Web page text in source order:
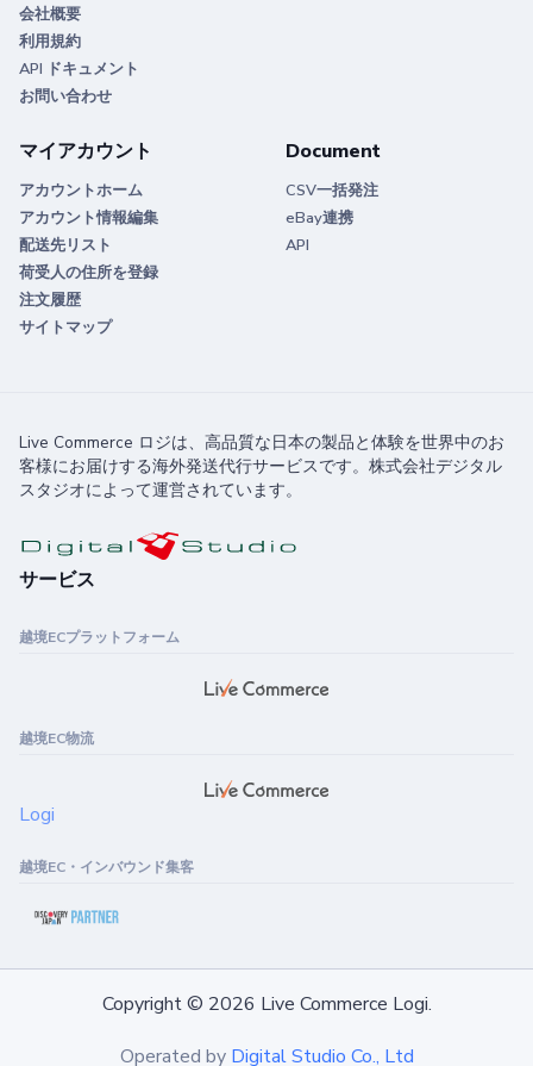
会社概要
利用規約
API ドキュメント
お問い合わせ
マイアカウント
アカウントホーム
アカウント情報編集
配送先リスト
荷受人の住所を登録
注文履歴
サイトマップ
Document
CSV一括発注
eBay連携
API
Live Commerce ロジは、高品質な日本の製品と体験を世界中のお
客様にお届けする海外発送代行サービスです。株式会社デジタル
スタジオによって運営されています。
サービス
越境ECプラットフォーム
越境EC物流
Logi
越境EC・インバウンド集客
Copyright © 2026 Live Commerce Logi.
Operated by Digital Studio Co., Ltd